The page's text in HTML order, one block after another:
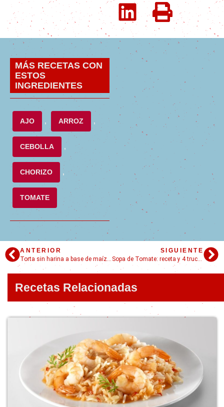
MÁS RECETAS CON
ESTOS
INGREDIENTES
AJO , ARROZ ,
CEBOLLA ,
CHORIZO ,
TOMATE
ANTERIOR
SIGUIENTE
Sopa de Tomate: receta y 4 trucos para que quede pipí cucú
Recetas Relacionadas